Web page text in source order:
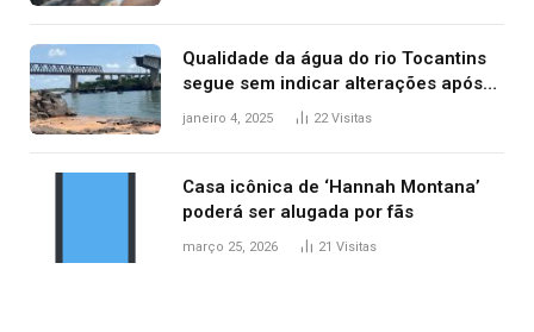
Qualidade da água do rio Tocantins
segue sem indicar alterações após
desabamento da ponte entre MA e
janeiro 4, 2025 22Visitas
Casa icônica de ‘Hannah Montana’
poderá ser alugada por fãs
março 25, 2026 21 Visitas